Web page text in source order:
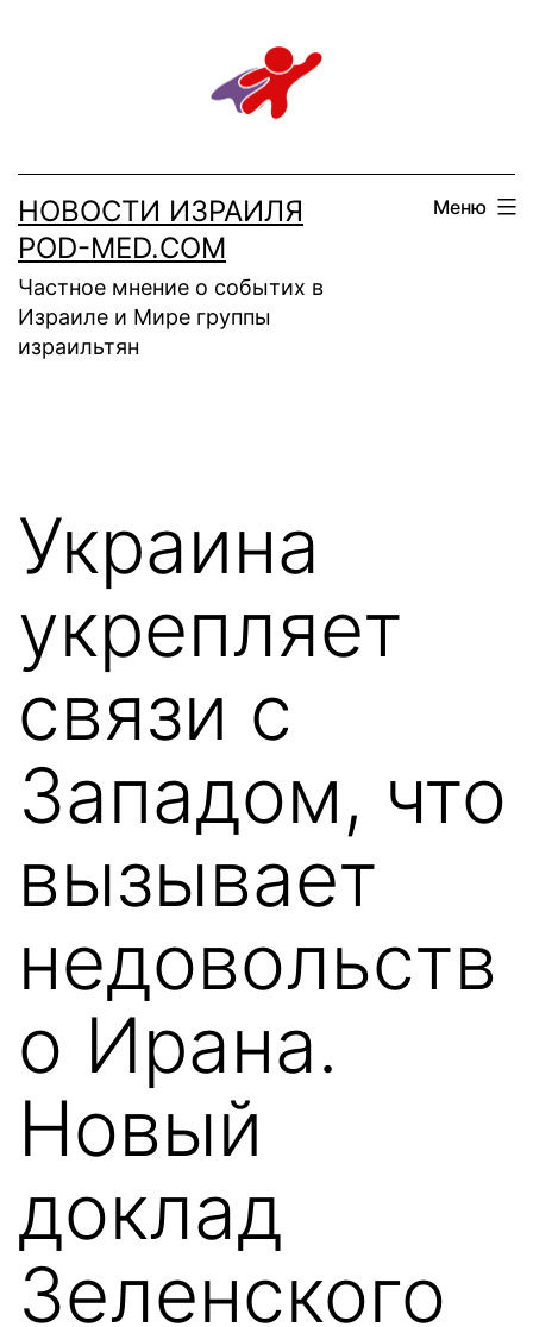
НОВОСТИ ИЗРАИЛЯ
POD-MED.COM
Частное мнение о событих в
Израиле и Мире группы
израильтян
Меню
Украина
укрепляет
связи с
Западом, что
вызывает
недовольств
о Ирана.
Новый
доклад
Зеленского